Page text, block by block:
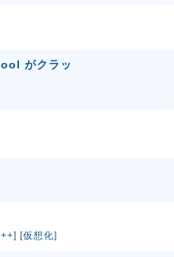
がクラッ
] [仮想化]